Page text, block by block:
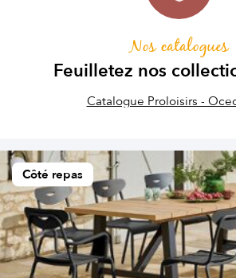
Nos catalogues
Feuilletez nos
Catalogue Proloisirs -
Côté repas